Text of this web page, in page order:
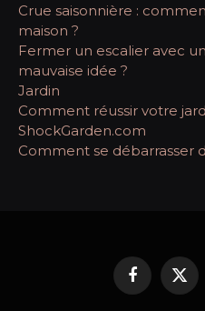
Crue saisonnière :
maison ?
Fermer un escalier avec
mauvaise idée ?
Jardin
Comment réussir votre
ShockGarden.com
Comment se débarrasser
Facebook
X